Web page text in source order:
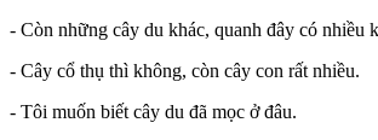
- Còn những cây du khác, quanh đây có nhiều
- Cây cổ thụ thì không, còn cây con rất nhiều.
- Tôi muốn biết cây du đã mọc ở đâu.